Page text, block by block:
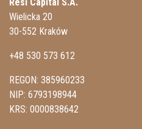
Wielicka 20
30-552 Kraków
+48 530 573 612
REGON: 385960233
NIP: 6793198944
KRS: 0000838642